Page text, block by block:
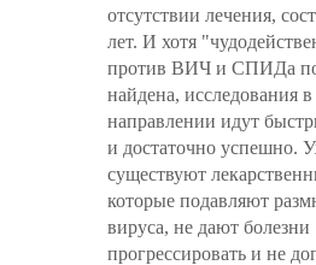
отсутствии лечения,
лет. И хотя
против ВИЧ и СПИДа
найдена, исследования
направлении идут
и достаточно успешно.
существуют
которые подавляют
вируса, не дают болезни
прогрессировать и не